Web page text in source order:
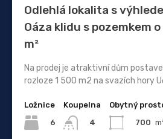
Odlehlá lokalita s
Oáza klidu s pozemkem
m²
Na prodej je atraktivní dům
rozloze 1 500 m2 na svazích hory
Ložnice
6
Koupelna
4
Obytný
700